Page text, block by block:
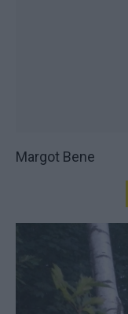
Margot Bene